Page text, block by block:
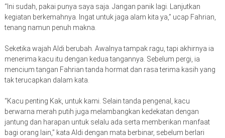
“Ini sudah, pakai punya saya saja. Jangan panik lagi. Lanjutkan
kegiatan berkemahnya. Ingat untuk jaga alam kita ya,” ucap Fahrian,
tenang namun penuh makna.
Seketika wajah Aldi berubah. Awalnya tampak ragu, tapi akhirnya ia
menerima kacu itu dengan kedua tangannya. Sebelum pergi, ia
mencium tangan Fahrian tanda hormat dan rasa terima kasih yang
tak terucapkan dalam kata.
“Kacu penting Kak, untuk kami. Selain tanda pengenal, kacu
berwarna merah putih juga melambangkan kedekatan dengan
jantung dan harapan untuk selalu ada serta memberikan manfaat
bagi orang lain,” kata Aldi dengan mata berbinar, sebelum berlari